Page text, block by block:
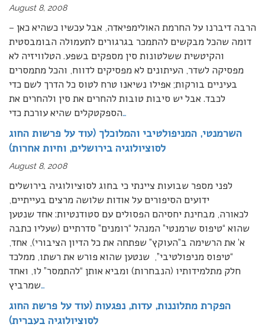
August 8, 2008
הרבה דיברנו על החרמת האולימפיאדה, אבל עכשיו כשהיא כאן –
דומה שהכל מבקשים להתמכר בגרגורים לתעמולה הבומבסטית
והקיטשית ששלטונות סין מספקים בשפע. הטלוויזיה לא
מפסיקה לשדר, העיתונים לא מפסיקים לדווח, והכל מתמסרים
בעיניים בורקות; אפילו נשיאנו טרח לטוס כל הדרך לשם כדי
לכבד. אבל יש סיבות טובות להחרים את סין ולהחרים את
הספקטקלים שהיא עורכת כדי…
השרמנטי, המניפולטיבי והמלוכלך (עוד על פרשות החוג
לסוציולוגיה בירושלים, וחיות אחרות)
August 8, 2008
לפני מספר שבועות ציינתי כי בחוג לסוציולוגיה בירושלים
ידועים הסיפורים על אודות שלושה מרצים בעייתיים,
לכאורה, מבחינת יחסיהם הפסולים עם סטודנטיות: אחד שנטען
שהוא “טיפוס שרמנטי” המנהל “רומנים” סדרתיים (שעליו כתבה
א’ את הרשימה ב”העוקץ” שפתחה את כל הדיון הציבורי), אחד,
“טיפוס מניפולטיבי”, שנטען שהוא פורש את רשתו, ממלכד
חלק מתלמידותיו (הנבחרות) ומביא אותן “להתמסר” לו, ואחד
שמרביץ…
הפקרת מתלוננות, עדות, נפגעות (עוד על פרשת החוג
לסוציולוגיה בעברית)